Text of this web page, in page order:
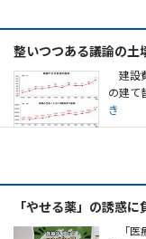
整いつつある議論の土
建設
の建て
き
「やせる薬」の誘惑に
「医